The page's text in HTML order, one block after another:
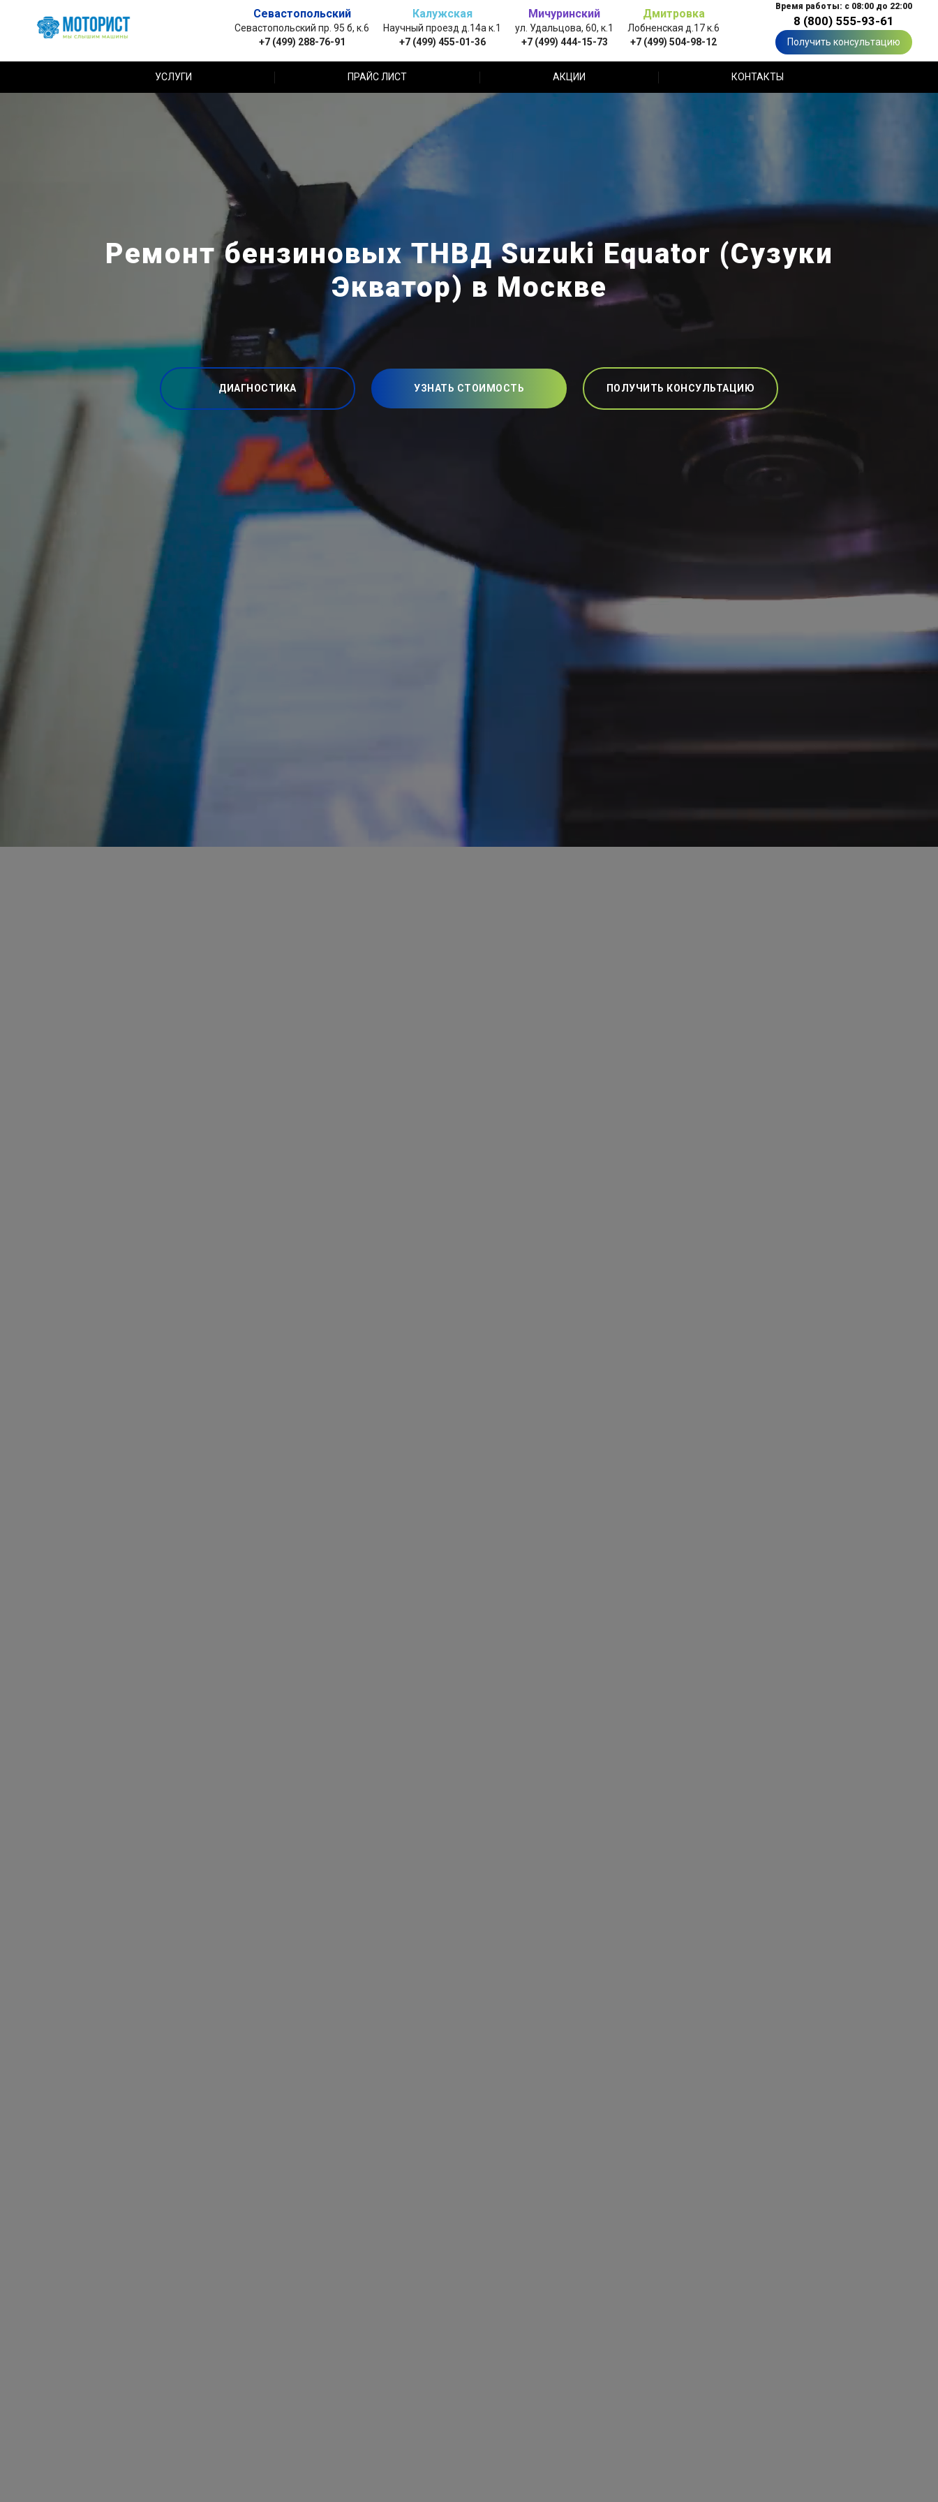
Севастопольский
Севастопольский пр. 95 б, к.6
+7 (499) 288-76-91
Калужская
Научный проезд д.14а к.1
+7 (499) 455-01-36
Мичуринский
ул. Удальцова, 60, к.1
+7 (499) 444-15-73
Дмитровка
Лобненская д.17 к.6
+7 (499) 504-98-12
Время работы: с 08:00 до 22:00
8 (800) 555-93-61
Получить консультацию
УСЛУГИ ПРАЙС ЛИСТ АКЦИИ КОНТАКТЫ
Ремонт бензиновых ТНВД Suzuki Equator (Сузуки
Экватор) в Москве
ДИАГНОСТИКА УЗНАТЬ СТОИМОСТЬ ПОЛУЧИТЬ КОНСУЛЬТАЦИЮ